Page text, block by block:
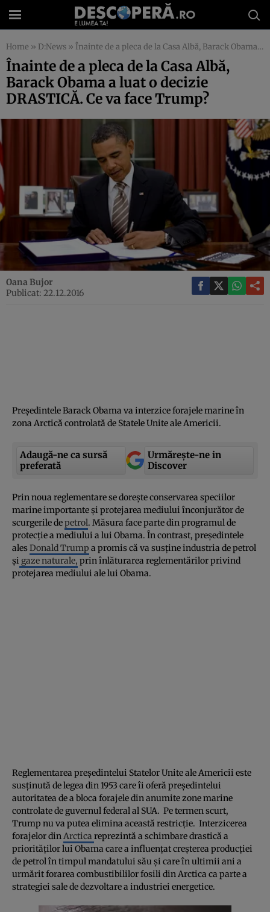
Home » D:News » Înainte de a pleca de la Casa Albă, Barack Obama a luat o decizie DRASTICĂ. Ce va face Trump?
Înainte de a pleca de la Casa Albă,
Barack Obama a luat o decizie
DRASTICĂ. Ce va face Trump?
Oana Bujor
Publicat: 22.12.2016
Preşedintele Barack Obama va interzice forajele marine în
zona Arctică controlată de Statele Unite ale Americii.
Adaugă-ne ca sursă
preferată
Urmărește-ne in
Discover
Prin noua reglementare se doreşte conservarea speciilor
marine importante şi protejarea mediului înconjurător de
scurgerile depetrol. Măsura face parte din programul de
protecţie a mediului a lui Obama. În contrast, preşedintele
alesDonald Trump a promis că va susţine industria de petrol
şi gaze naturale, prin înlăturarea reglementărilor privind
protejarea mediului ale lui Obama.
Reglementarea preşedintelui Statelor Unite ale Americii este
susţinută de legea din 1953 care îi oferă preşedintelui
autoritatea de a bloca forajele din anumite zone marine
controlate de guvernul federal al SUA. Pe termen scurt,
Trump nu va putea elimina această restricţie. Interzicerea
forajelor dinArctica reprezintă a schimbare drastică a
priorităţilor lui Obama care a influenţat creşterea producţiei
de petrol în timpul mandatului său şi care în ultimii ani a
urmărit forarea combustibililor fosili din Arctica ca parte a
strategiei sale de dezvoltare a industriei energetice.